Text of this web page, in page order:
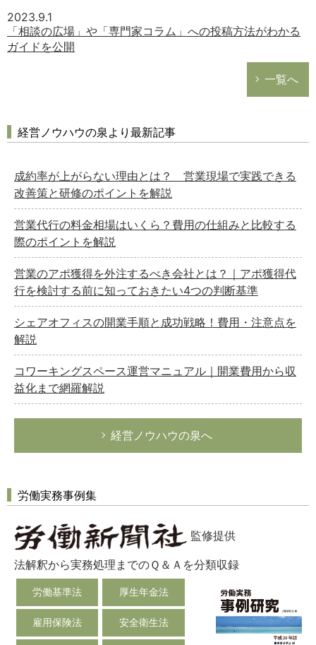
2023.9.1
「相談の広場」や「専門家コラム」への投稿方法がわかる
ガイドを公開
一覧へ
経営ノウハウの泉より最新記事
成約率が上がらない理由とは？ 営業現場で実践できる
改善策と研修のポイントを解説
営業代行の料金相場はいくら？費用の仕組みと比較する
際のポイントを解説
営業のアポ獲得を外注するべき会社とは？｜アポ獲得代
行を検討する前に知っておきたい4つの判断基準
シェアオフィスの開業手順と成功戦略！費用・注意点を
解説
コワーキングスペース運営マニュアル｜開業費用から収
益化まで網羅解説
経営ノウハウの泉へ
労働実務事例集
監修提供
法解釈から実務処理までのＱ＆Ａを分類収録
労働基準法 厚生年金法
雇用保険法 安全衛生法